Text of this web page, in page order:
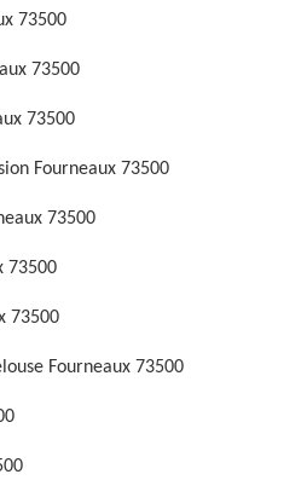
73500
73500
73500
Fourneaux 73500
73500
73500
73500
Fourneaux 73500